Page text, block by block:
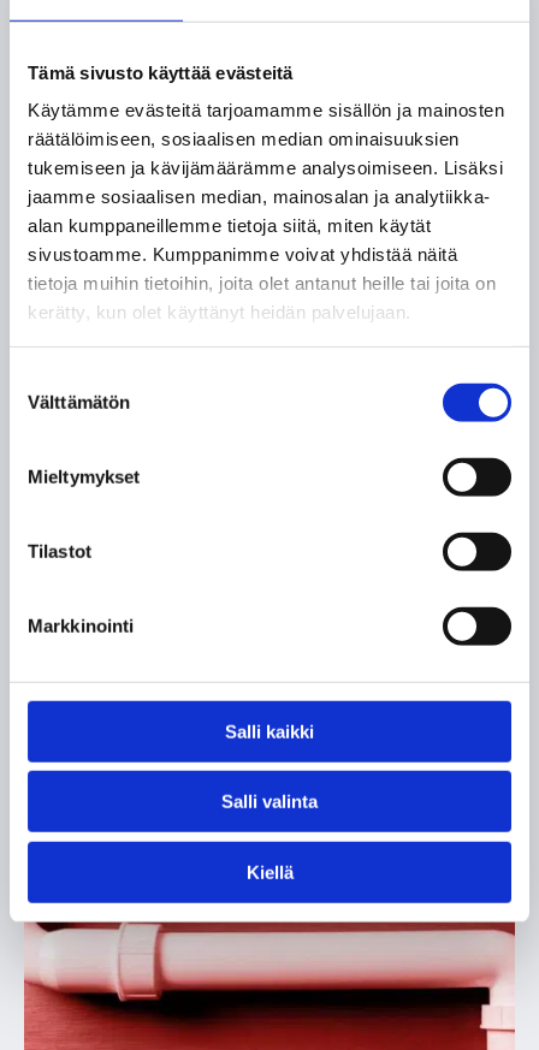
Tämä sivusto käyttää evästeitä
Käytämme evästeitä tarjoamamme sisällön ja mainosten
räätälöimiseen, sosiaalisen median ominaisuuksien
tukemiseen ja kävijämäärämme analysoimiseen. Lisäksi
jaamme sosiaalisen median, mainosalan ja analytiikka-
alan kumppaneillemme tietoja siitä, miten käytät
sivustoamme. Kumppanimme voivat yhdistää näitä
tietoja muihin tietoihin, joita olet antanut heille tai joita on
kerätty, kun olet käyttänyt heidän palvelujaan.
valinta
Välttämätön
Mieltymykset
Tilastot
Markkinointi
Salli kaikki
Salli valinta
Kiellä
100 – 160 l – kaksi aikuista, sis.
160 – 220 l – kolme käyttäjää, sis.
käsienpesuallas ja suihku
220 -300 l – neljä käyttäjää, sis.
käsienpesuallas, suihku ja kylpyamme
400l ja suuremmat – viisi-kuusi käyttäjää,
sis. käsienpesuallas, suihku ja kylpyamme
Karkeasti voidaan arvioida, että
lämminvesivaraajasta saadaan esimerkiksi
vettä noin kaksi kertaa säiliön koon verran.
kokoista lämminvesivaraajaa.